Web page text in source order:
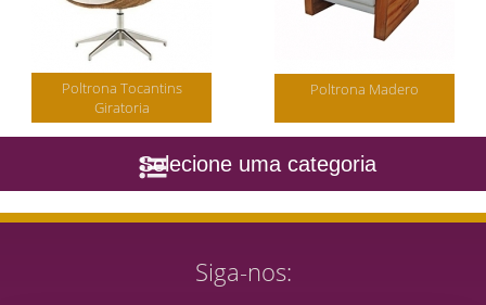
Poltrona Tocantins
Giratoria
Poltrona Madero
Selecione uma categoria
Siga-nos